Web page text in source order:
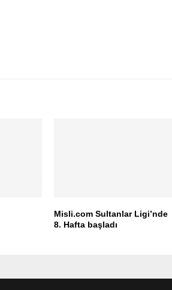
Misli.com Sultanlar Ligi’nde
8. Hafta başladı